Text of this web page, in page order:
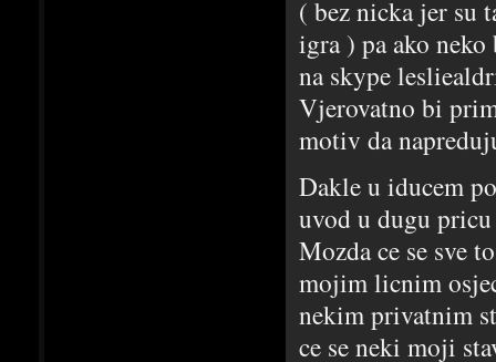
( bez nicka jer su
igra ) pa ako
na skype
Vjerovatno bi
motiv da
Dakle u iducem
uvod u dugu
Mozda ce se sve
mojim licnim
nekim privatnim
ce se neki moji